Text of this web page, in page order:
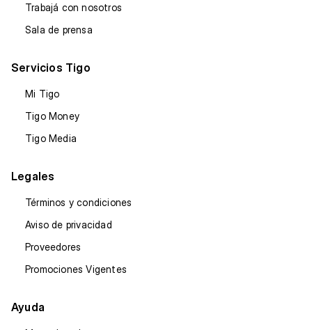
Trabajá con nosotros
Sala de prensa
Servicios Tigo
Mi Tigo
Tigo Money
Tigo Media
Legales
Términos y condiciones
Aviso de privacidad
Proveedores
Promociones Vigentes
Ayuda